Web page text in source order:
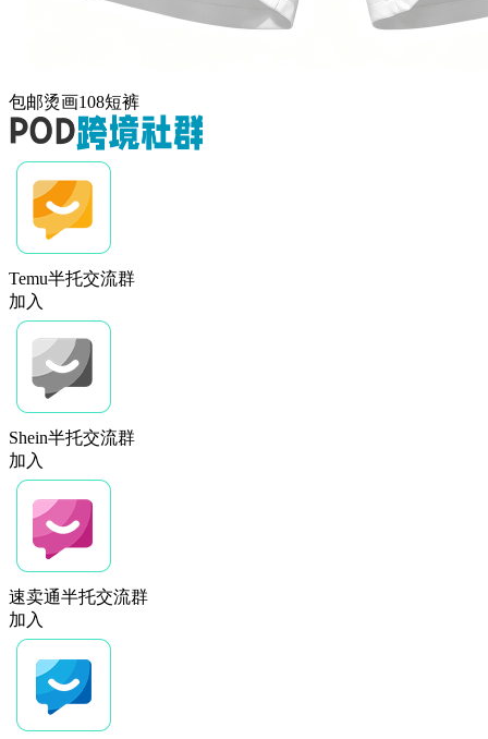
包邮烫画108短裤
Temu半托交流群
加入
Shein半托交流群
加入
速卖通半托交流群
加入